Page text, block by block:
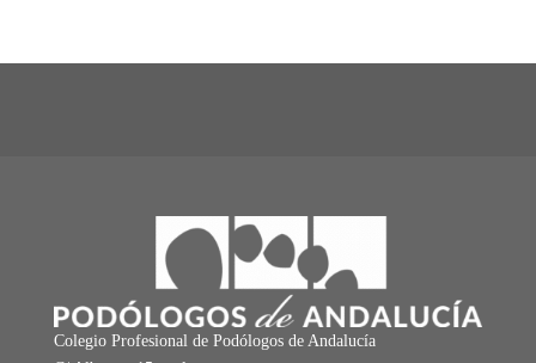
Colegio Profesional de Podólogos de Andalucía